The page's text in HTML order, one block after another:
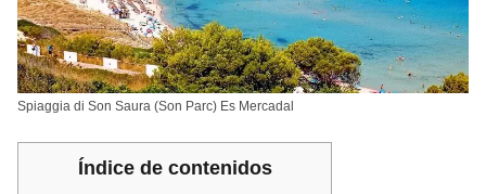
Spiaggia di Son Saura (Son Parc) Es Mercadal
Índice de contenidos